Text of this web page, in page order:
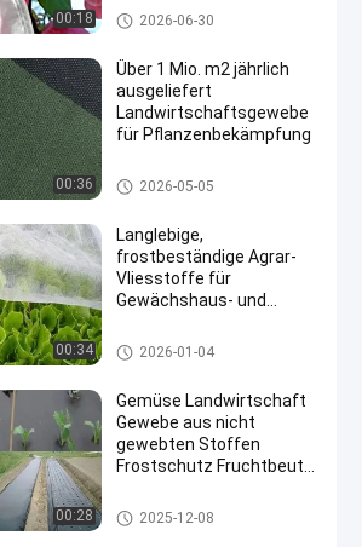
00:18 Landwirtschafts-nicht Gewebe
2026-06-30
00:36
Über 1 Mio. m2 jährlich
ausgeliefert
Landwirtschaftsgewebe
für Pflanzenbekämpfung
Landwirtschafts-nicht Gewebe
2026-05-05
00:34
Langlebige,
frostbeständige Agrar-
Vliesstoffe für
Gewächshaus- und
Landwirtschafts-nicht Gewebe
2026-01-04
00:28
Gemüse Landwirtschaft
Gewebe aus nicht
gewebten Stoffen
Frostschutz Fruchtbeutel
Verwendung Gewebe aus
nicht gewebten Stoffen
Landwirtschafts-nicht Gewebe
2025-12-08